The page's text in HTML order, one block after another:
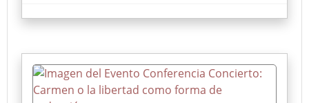
complica y “salte usted primero”, “no, por dios, las
Ficha completa del espectáculo